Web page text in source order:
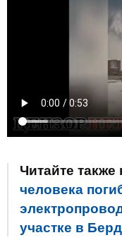
Читайте
человека
участке в